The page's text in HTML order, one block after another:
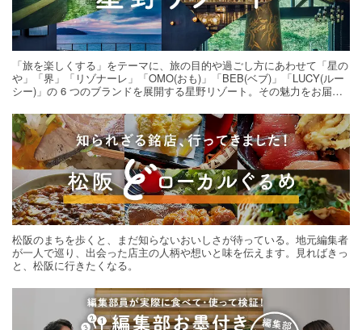
「旅を楽しくする」をテーマに、旅の目的や過ごし方にあわせて「星の
や」「界」「リゾナーレ」「OMO(おも)」「BEB(ベブ)」「LUCY(ルー
シー)」の 6 つのブランドを展開する星野リゾート。その魅力をお届け
松阪のまちを歩くと、まだ知らないおいしさが待っている。地元編集者
が一人で巡り、出会った店主の人柄や想いと味を伝えます。見ればきっ
と、松阪に行きたくなる。